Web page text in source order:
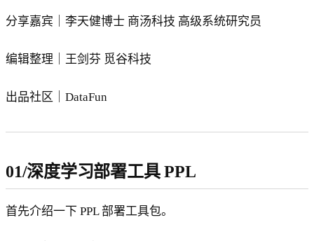
分享嘉宾｜李天健博士 商汤科技 高级系统研究员
编辑整理｜王剑芬 觅谷科技
出品社区｜DataFun
01/深度学习部署工具 PPL
首先介绍一下 PPL 部署工具包。